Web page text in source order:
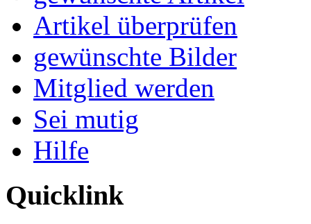
Artikel überprüfen
gewünschte Bilder
Mitglied werden
Sei mutig
Hilfe
Quicklink